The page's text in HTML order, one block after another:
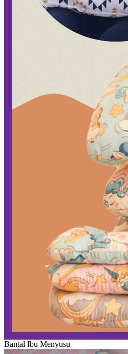
Bantal Ibu Menyusu